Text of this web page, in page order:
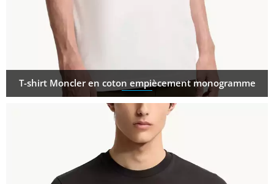
T-shirt Moncler en coton empiècement monogramme